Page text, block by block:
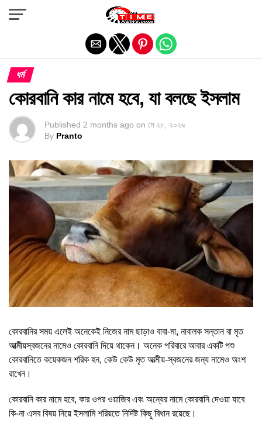
ধর্ম
কোরবানি কার নামে হবে, যা বলছে ইসলাম
Published 2 months ago on মে ২৮, ২০২৬
By Pranto
কোরবানির সময় এলেই অনেকেই নিজের নাম ছাড়াও বাবা-মা, নাবালক সন্তান বা মৃত
আত্মীয়স্বজনের নামেও কোরবানি দিয়ে থাকেন। অনেক পরিবারে আবার একটি পশু
কোরবানিতে কয়েকজন শরিক হন, কেউ কেউ মৃত আত্মীয়-স্বজনের জন্য নামেও অংশ
রাখেন।
কোরবানি কার নামে হবে, কার ওপর ওয়াজিব এবং অন্যের নামে কোরবানি দেওয়া যাবে
কি-না এসব বিষয় নিয়ে ইসলামি শরিয়তে নির্দিষ্ট কিছু বিধান রয়েছে।
Exit mobile version